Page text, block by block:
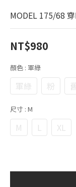
MODEL 175/68
NT$980
顏色 : 軍綠
軍綠 粉
尺寸 : M
M L XL